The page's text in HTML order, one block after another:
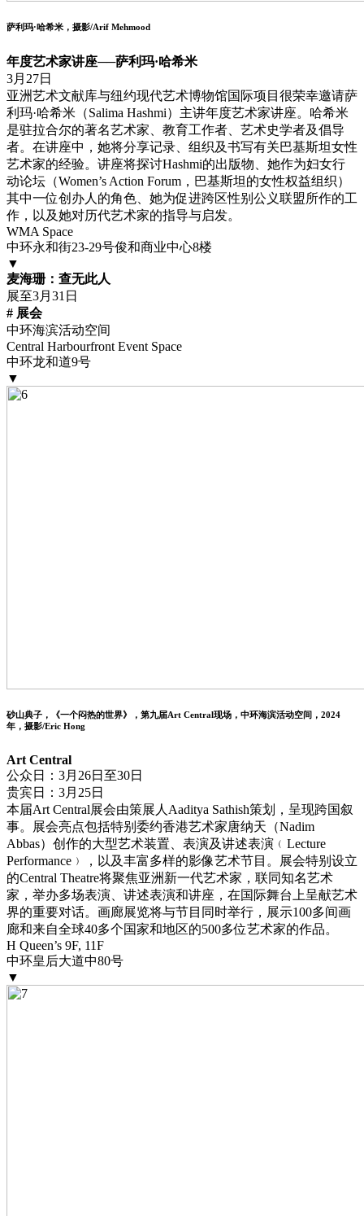
萨利玛·哈希米，摄影/Arif Mehmood
年度艺术家讲座──萨利玛·哈希米
3月27日
亚洲艺术文献库与纽约现代艺术博物馆国际项目很荣幸邀请萨
利玛·哈希米（Salima Hashmi）主讲年度艺术家讲座。哈希米
是驻拉合尔的著名艺术家、教育工作者、艺术史学者及倡导
者。在讲座中，她将分享记录、组织及书写有关巴基斯坦女性
艺术家的经验。讲座将探讨Hashmi的出版物、她作为妇女行
动论坛（Women’s Action Forum，巴基斯坦的女性权益组织）
其中一位创办人的角色、她为促进跨区性别公义联盟所作的工
作，以及她对历代艺术家的指导与启发。
WMA Space
中环永和街23-29号俊和商业中心8楼
▼
麦海珊：查无此人
展至3月31日
# 展会
中环海滨活动空间
Central Harbourfront Event Space
中环龙和道9号
▼
砂山典子，《一个闷热的世界》，第九届Art Central现场，中环海滨活动空间，2024
年，摄影/Eric Hong
Art Central
公众日：3月26日至30日
贵宾日：3月25日
本届Art Central展会由策展人Aaditya Sathish策划，呈现跨国叙
事。展会亮点包括特别委约香港艺术家唐纳天（Nadim
Abbas）创作的大型艺术装置、表演及讲述表演﹙Lecture
Performance﹚，以及丰富多样的影像艺术节目。展会特别设立
的Central Theatre将聚焦亚洲新一代艺术家，联同知名艺术
家，举办多场表演、讲述表演和讲座，在国际舞台上呈献艺术
界的重要对话。画廊展览将与节目同时举行，展示100多间画
廊和来自全球40多个国家和地区的500多位艺术家的作品。
H Queen’s 9F, 11F
中环皇后大道中80号
▼